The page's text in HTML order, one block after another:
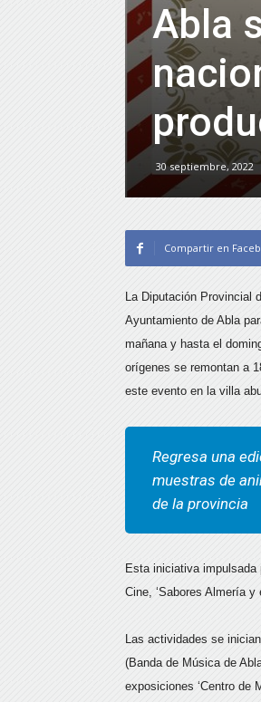
Abla
30 septiembre, 2022
Compartir en
La Diputación Provincial
Ayuntamiento de Abla
mañana y hasta el
orígenes se remontan a
este evento en la villa
Regresa una
muestras de
de la provincia
Esta iniciativa
Cine, ‘Sabores Almería
Las actividades se
(Banda de Música de
exposiciones ‘Centro de